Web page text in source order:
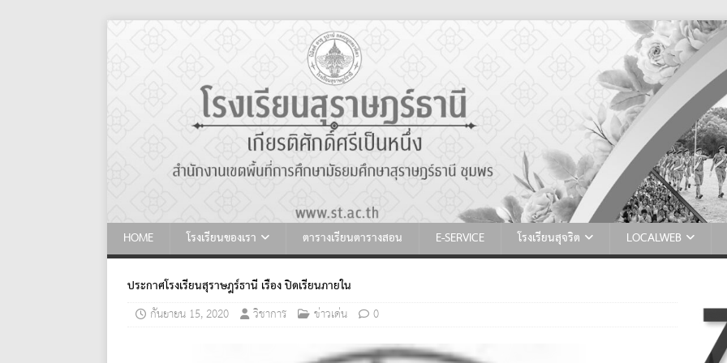
HOME โรงเรียนของเรา ตารางเรียนตารางสอน E-SERVICE โรงเรียนสุจริต LOCALWEB
ประกาศโรงเรียนสุราษฎร์ธานี เรื่อง ปิดเรียนภายใน
กันยายน 15, 2020
วิชาการ ข่าวเด่น 0